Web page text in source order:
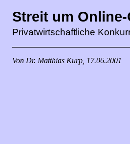
Streit um
Privatwirtschaftliche
Von Dr. Matthias Kurp, 17.06.2001